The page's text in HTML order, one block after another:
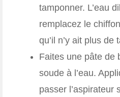
tamponner. L’eau
remplacez le
qu’il n’y ait plus
Faites une pâte de
soude à l’eau.
passer l’aspirateur